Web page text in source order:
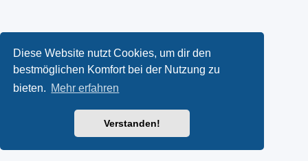
Diese Website nutzt Cookies, um dir den
bestmöglichen Komfort bei der Nutzung zu
bieten. Mehr erfahren
Verstanden!